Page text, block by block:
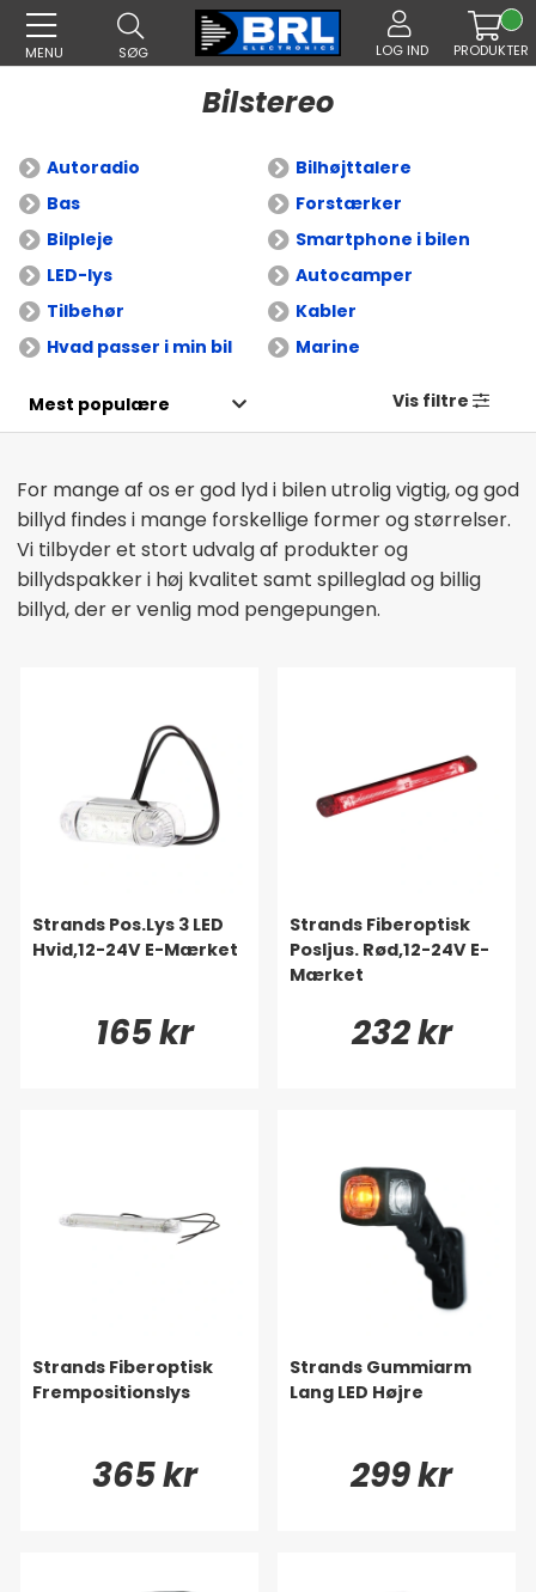
MENU SØG LOG IND PRODUKTER
Bilstereo
Autoradio
Bilhøjttalere
Bas
Forstærker
Bilpleje
Smartphone i bilen
LED-lys
Autocamper
Tilbehør
Kabler
Hvad passer i min bil
Marine
For mange af os er god lyd i bilen utrolig vigtig, og god
billyd findes i mange forskellige former og størrelser.
Vi tilbyder et stort udvalg af produkter og
billydspakker i høj kvalitet samt spilleglad og billig
billyd, der er venlig mod pengepungen.
Vis filtre
Strands Pos.Lys 3 LED
Hvid,12-24V E-Mærket
165 kr
Strands Fiberoptisk
Posljus. Rød,12-24V E-
Mærket
232 kr
Strands Fiberoptisk
Frempositionslys
365 kr
Strands Gummiarm
Lang LED Højre
299 kr